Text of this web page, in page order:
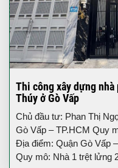
Thi công xây dựng
Thúy ở Gò Vấp
Chủ đầu tư: Phan Thị
Gò Vấp – TP.HCM Quy
Địa điểm: Quận Gò Vấp
Quy mô: Nhà 1 trệt lửng